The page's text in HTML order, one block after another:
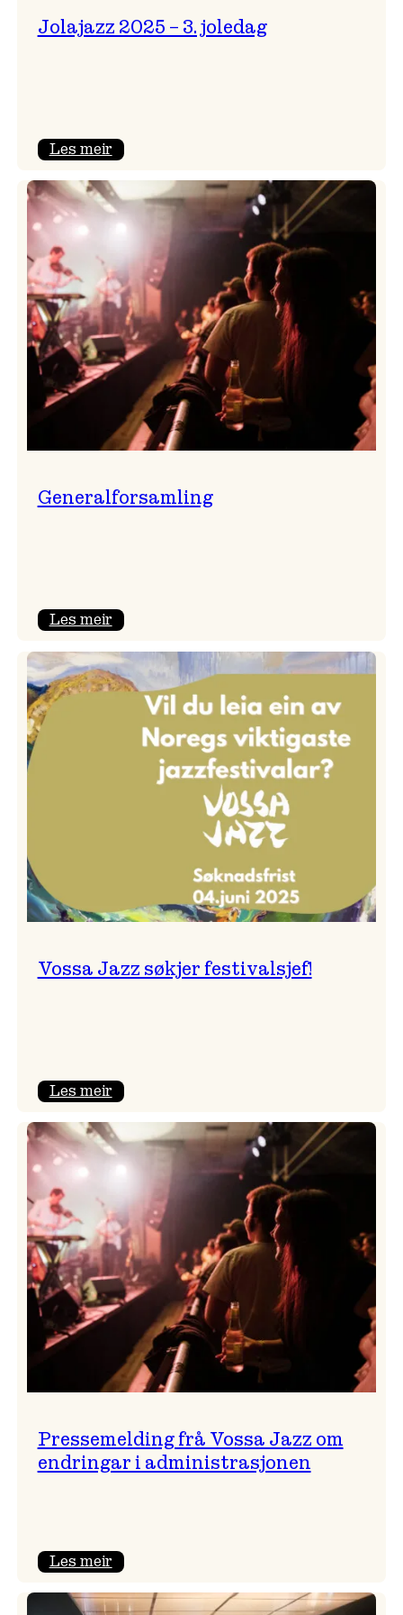
Jolajazz 2025 – 3. joledag
Les meir:
2025
–
joledag
Generalforsamling
Les meir:
Vossa Jazz søkjer festivalsjef!
Les meir:
Jazz
søkjer
Pressemelding frå Vossa Jazz om
endringar i administrasjonen
Les meir:
frå